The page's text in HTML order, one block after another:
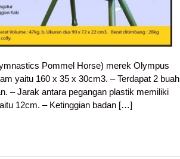
Pommel Horse) merek Olympus
yaitu 160 x 35 x 30cm3. – Terdapat 2 buah
– Jarak antara pegangan plastik memiliki
12cm. – Ketinggian badan […]